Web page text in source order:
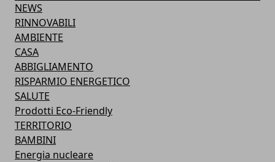
NEWS
RINNOVABILI
AMBIENTE
CASA
ABBIGLIAMENTO
RISPARMIO ENERGETICO
SALUTE
Prodotti Eco-Friendly
TERRITORIO
BAMBINI
Energia nucleare